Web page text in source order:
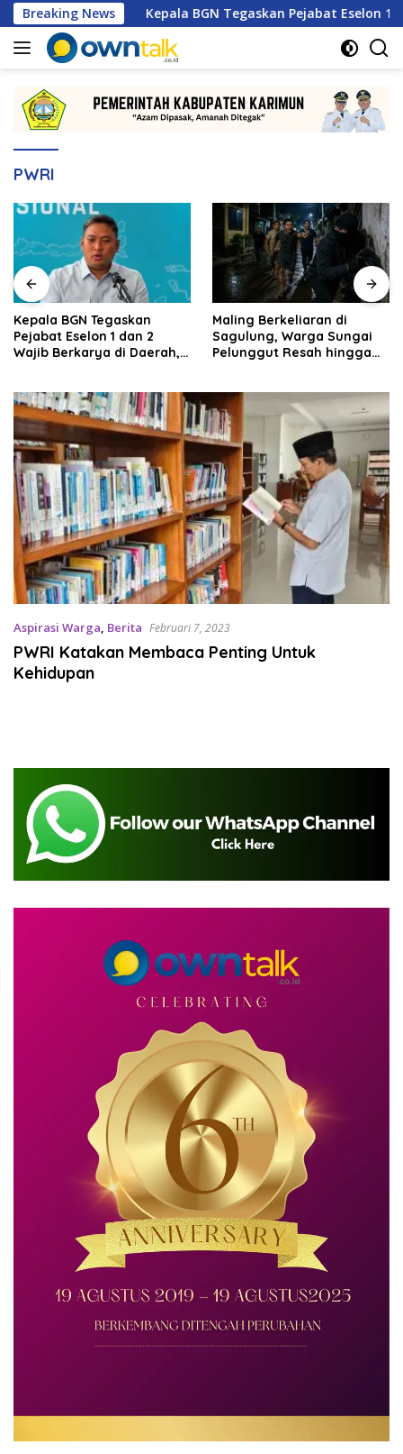
Langsung
ke
konten
Breaking NewsKepala BGN Tegaskan Pejabat Eselon 1 dan 2
PWRI
Kepala BGN Tegaskan
Pejabat Eselon 1 dan 2
Wajib Berkarya di Daerah,
Maling Berkeliaran di
Sagulung, Warga Sungai
Pelunggut Resah hingga
Aspirasi Warga, Berita Februari 7, 2023
PWRI Katakan Membaca Penting Untuk
Kehidupan